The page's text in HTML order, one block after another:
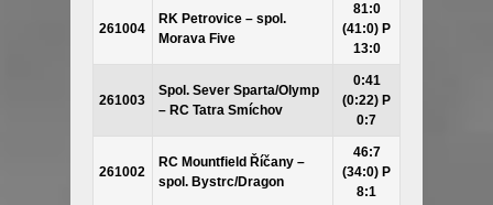
261004
RK Petrovice – spol.
Morava Five
81:0
(41:0) P
13:0
261003
Spol. Sever Sparta/Olymp
– RC Tatra Smíchov
0:41
(0:22) P
0:7
261002
RC Mountfield Říčany –
spol. Bystrc/Dragon
46:7
(34:0) P
8:1